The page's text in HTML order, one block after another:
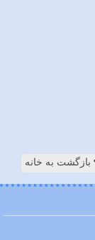
بازگشت به خانه